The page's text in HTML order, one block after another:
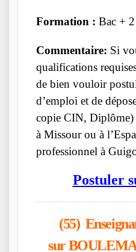
Formation : Bac + 2
Commentaire: Si
qualifications
de bien vouloir
d’emploi et de
copie CIN, Diplôme)
à Missour ou à
professionnel à
Postuler
(55)
sur